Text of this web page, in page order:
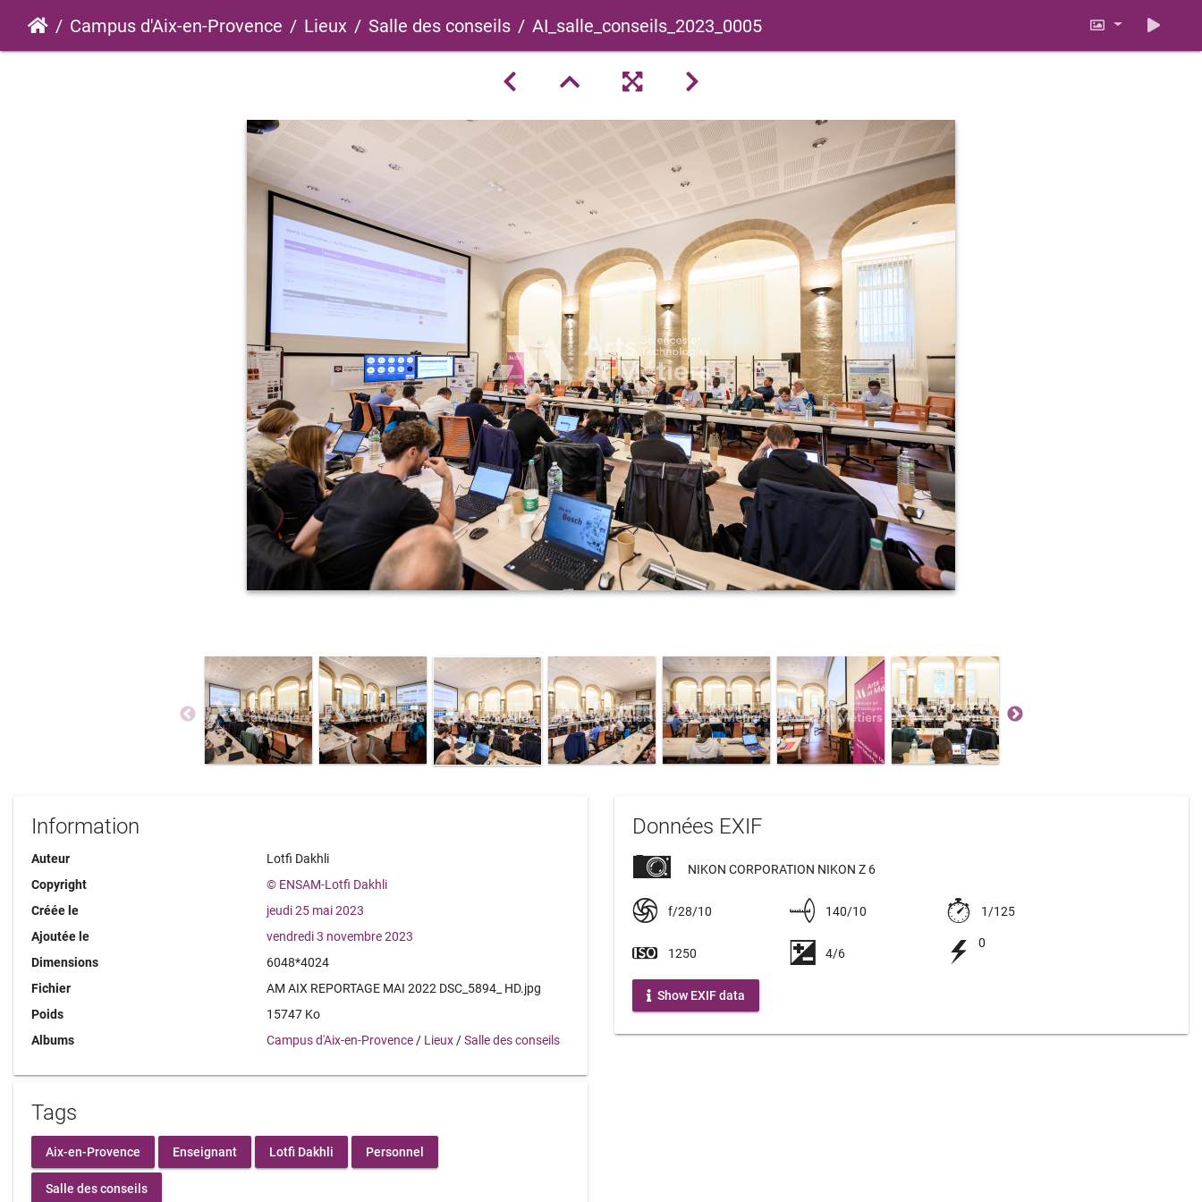
Campus d'Aix-en-Provence Lieux Salle des conseils AI_salle_conseils_2023_0005
Information
Auteur
Lotfi Dakhli
Copyright
© ENSAM-Lotfi Dakhli
Créée le
jeudi 25 mai 2023
Ajoutée le
vendredi 3 novembre 2023
Dimensions
6048*4024
Fichier
AM AIX REPORTAGE MAI 2022 DSC_5894_ HD.jpg
Poids
15747 Ko
Albums
Campus d'Aix-en-Provence / Lieux /Salle des conseils
Tags
Aix-en-Provence Enseignant Lotfi Dakhli Personnel
Salle des conseils
Données EXIF
NIKON CORPORATION NIKON Z 6
f/28/10 140/10 1/125
1250 4/6
0
Show EXIF data